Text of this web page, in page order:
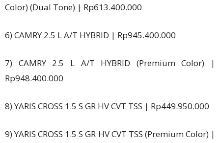
Color) (Dual Tone) | Rp613.400.000
6) CAMRY 2.5 L A/T HYBRID | Rp945.400.000
7) CAMRY 2.5 L A/T HYBRID (Premium Color) |
Rp948.400.000
8) YARIS CROSS 1.5 S GR HV CVT TSS | Rp449.950.000
9) YARIS CROSS 1.5 S GR HV CVT TSS (Premium Color) |